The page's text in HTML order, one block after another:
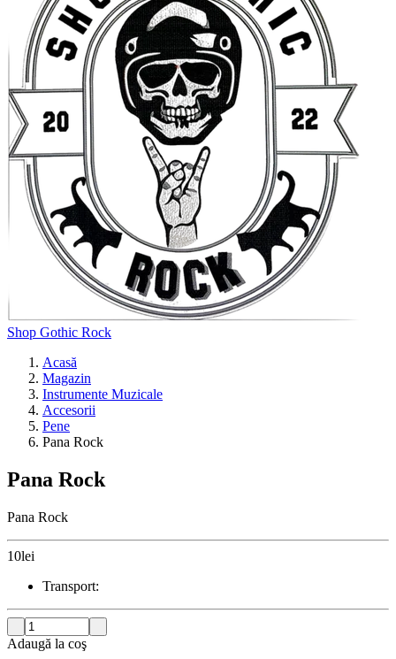
Shop Gothic Rock
Acasă
Magazin
Instrumente Muzicale
Accesorii
Pene
Pana Rock
Pana Rock
Pana Rock
10lei
Transport:
Adaugă la coş